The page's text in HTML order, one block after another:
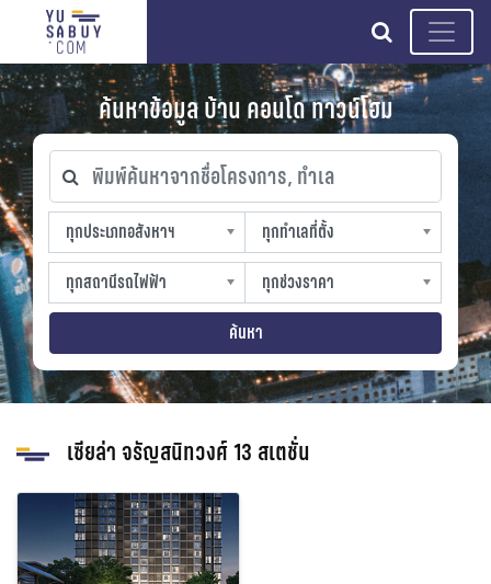
search
ค้นหาข้อมูล บ้าน คอนโด ทาวน์โฮม
พิมพ์ค้นหาจากชื่อโครงการ, ทำเล
ทุกประเภทอสังหาฯ
ทุกประเภทอสังหาฯ
sproperty
ทุกทำเลที่ตั้ง
ทุกทำเลที่ตั้ง
slocation
ทุกสถานีรถไฟฟ้า
ทุกสถานีรถไฟฟ้า
strain-station
ทุกช่วงราคา
ทุกช่วงราคา
sprice
ค้นหา
เซียล่า จรัญสนิทวงศ์ 13 สเตชั่น